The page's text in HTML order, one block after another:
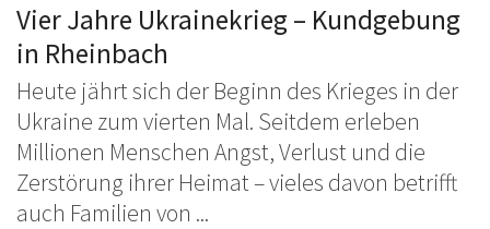
Vier Jahre Ukrainekrieg – Kundgebung
in Rheinbach
Heute jährt sich der Beginn des Krieges in der
Ukraine zum vierten Mal. Seitdem erleben
Millionen Menschen Angst, Verlust und die
Zerstörung ihrer Heimat – vieles davon betrifft
auch Familien von ...